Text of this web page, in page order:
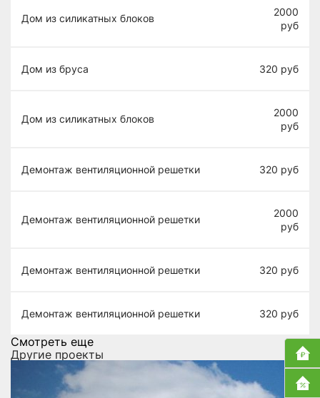
Дом из силикатных блоков
2000
руб
Дом из бруса 320 руб
Дом из силикатных блоков
2000
руб
Демонтаж вентиляционной решетки 320 руб
Демонтаж вентиляционной решетки
2000
руб
Демонтаж вентиляционной решетки 320 руб
Демонтаж вентиляционной решетки 320 руб
Смотреть еще
Другие проекты